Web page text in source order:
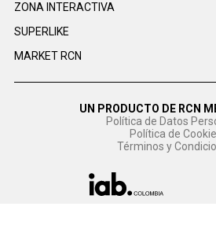
ZONA INTERACTIVA
SUPERLIKE
MARKET RCN
UN PRODUCTO DE RCN
Política de Datos
Política de
Términos y